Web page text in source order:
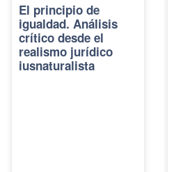
El principio de
igualdad. Análisis
crítico desde el
realismo jurídico
iusnaturalista